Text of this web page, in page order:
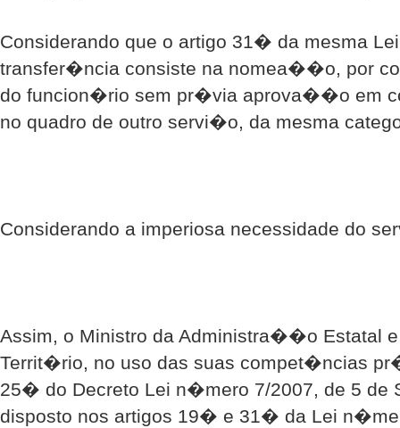
Considerando que o artigo 31� da mesma
transfer�ncia consiste na nomea��o, por
do funcion�rio sem pr�via aprova��o em
no quadro de outro servi�o, da mesma
Considerando a imperiosa necessidade do
Assim, o Ministro da Administra��o Estatal
Territ�rio, no uso das suas compet�ncias
25� do Decreto Lei n�mero 7/2007, de 5 de
disposto nos artigos 19� e 31� da Lei